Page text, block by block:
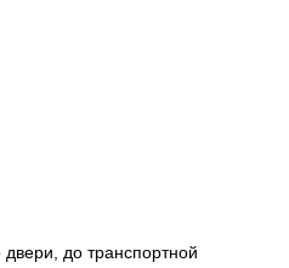
до транспортной